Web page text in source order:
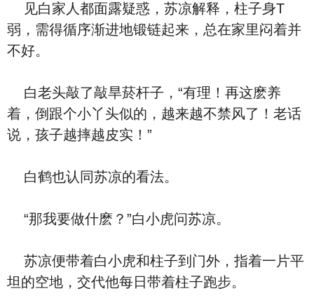
见白家人都面露疑惑，苏凉解释，柱子身T
弱，需得循序渐进地锻链起来，总在家里闷着并
不好。
白老头敲了敲旱菸杆子，“有理！再这麽养
着，倒跟个小丫头似的，越来越不禁风了！老话
说，孩子越摔越皮实！”
白鹤也认同苏凉的看法。
“那我要做什麽？”白小虎问苏凉。
苏凉便带着白小虎和柱子到门外，指着一片平
坦的空地，交代他每日带着柱子跑步。